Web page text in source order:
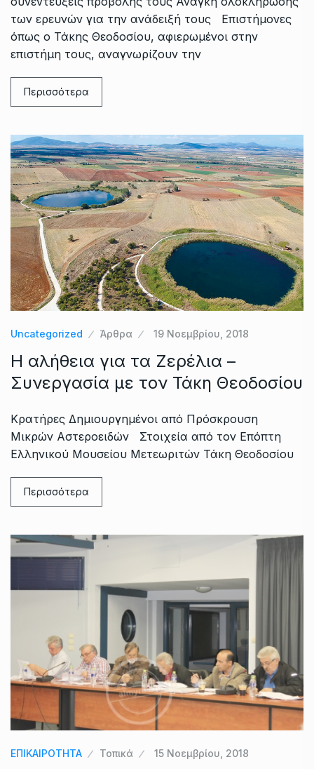
των ερευνών για την ανάδειξή τους Επιστήμονες
όπως ο Τάκης Θεοδοσίου, αφιερωμένοι στην
επιστήμη τους, αναγνωρίζουν την
Περισσότερα
Uncategorized Άρθρα 19 Νοεμβρίου, 2018
Η αλήθεια για τα Ζερέλια –
Συνεργασία με τον Τάκη Θεοδοσίου
Kρατήρες Δημιουργημένοι από Πρόσκρουση
Μικρών Αστεροειδών Στοιχεία από τον Επόπτη
Ελληνικού Μουσείου Μετεωριτών Τάκη Θεοδοσίου
Περισσότερα
ΕΠΙΚΑΙΡΟΤΗΤΑ Τοπικά 15 Νοεμβρίου, 2018